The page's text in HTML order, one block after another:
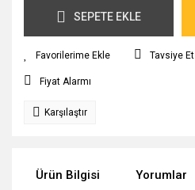
SEPETE EKLE
Tavsiye Et
Fiyat Alarmı
Karşılaştır
Ürün Bilgisi Yorumlar